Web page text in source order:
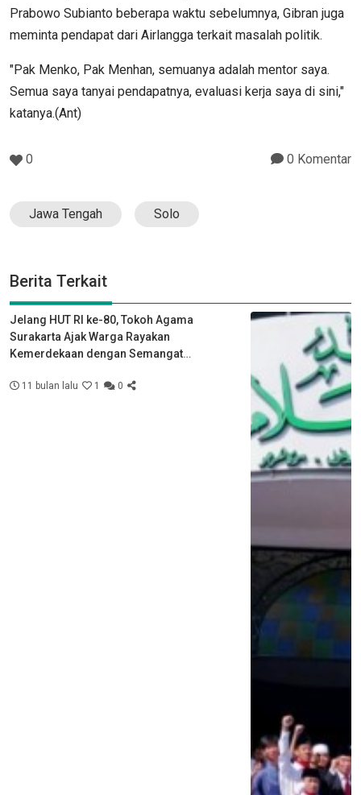
Prabowo Subianto beberapa waktu sebelumnya, Gibran juga
meminta pendapat dari Airlangga terkait masalah politik.
"Pak Menko, Pak Menhan, semuanya adalah mentor saya.
Semua saya tanyai pendapatnya, evaluasi kerja saya di sini,"
katanya.(Ant)
0 0 Komentar
Jawa Tengah Solo
Berita Terkait
Jelang HUT RI ke-80, Tokoh Agama
Surakarta Ajak Warga Rayakan
Kemerdekaan dengan Semangat
11 bulan lalu 1 0